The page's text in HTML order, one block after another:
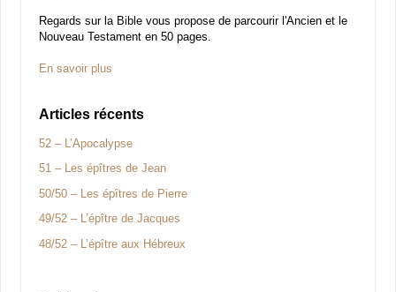
Regards sur la Bible vous propose de parcourir l'Ancien et le
Nouveau Testament en 50 pages.
En savoir plus
Articles récents
52 – L’Apocalypse
51 – Les épîtres de Jean
50/50 – Les épîtres de Pierre
49/52 – L’épître de Jacques
48/52 – L’épître aux Hébreux